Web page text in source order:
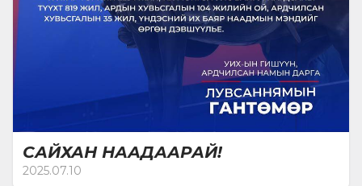
САЙХАН НААДААРАЙ!
2025.07.10